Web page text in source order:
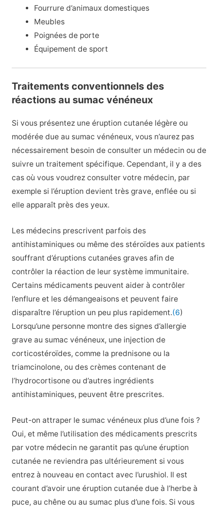
Fourrure d’animaux domestiques
Meubles
Poignées de porte
Équipement de sport
Traitements conventionnels des
réactions au sumac vénéneux
Si vous présentez une éruption cutanée légère ou
modérée due au sumac vénéneux, vous n’aurez pas
nécessairement besoin de consulter un médecin ou de
suivre un traitement spécifique. Cependant, il y a des
cas où vous voudrez consulter votre médecin, par
exemple si l’éruption devient très grave, enflée ou si
elle apparaît près des yeux.
Les médecins prescrivent parfois des
antihistaminiques ou même des stéroïdes aux patients
souffrant d’éruptions cutanées graves afin de
contrôler la réaction de leur système immunitaire.
Certains médicaments peuvent aider à contrôler
l’enflure et les démangeaisons et peuvent faire
disparaître l’éruption un peu plus rapidement.(6)
Lorsqu’une personne montre des signes d’allergie
grave au sumac vénéneux, une injection de
corticostéroïdes, comme la prednisone ou la
triamcinolone, ou des crèmes contenant de
l’hydrocortisone ou d’autres ingrédients
antihistaminiques, peuvent être prescrites.
Peut-on attraper le sumac vénéneux plus d’une fois ?
Oui, et même l’utilisation des médicaments prescrits
par votre médecin ne garantit pas qu’une éruption
cutanée ne reviendra pas ultérieurement si vous
entrez à nouveau en contact avec l’urushiol. Il est
courant d’avoir une éruption cutanée due à l’herbe à
puce, au chêne ou au sumac plus d’une fois. Si vous